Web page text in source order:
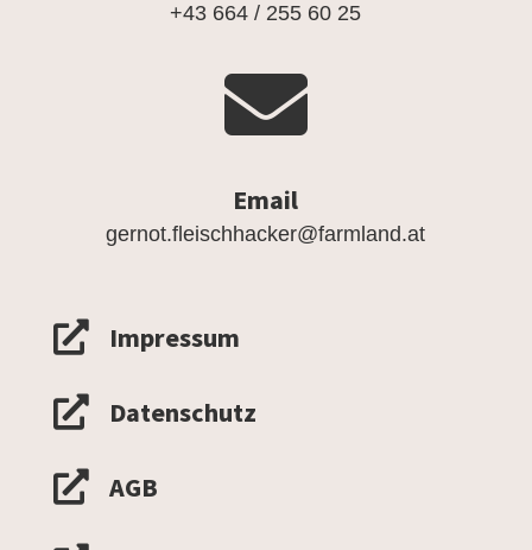
+43 664 / 255 60 25

Email
gernot.fleischhacker@farmland.at
 Impressum
 Datenschutz
 AGB